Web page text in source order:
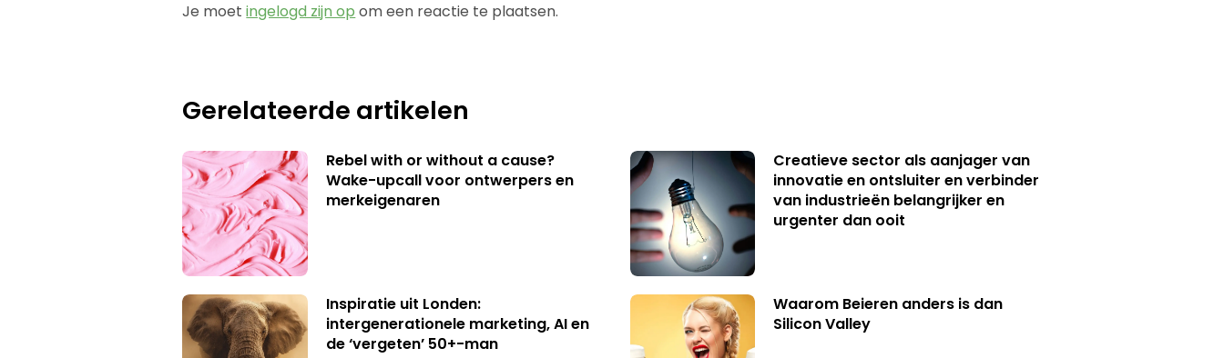
Je moetingelogd zijn op om een reactie te plaatsen.
Gerelateerde artikelen
Rebel with or without a cause?
Wake-upcall voor ontwerpers en
merkeigenaren
Creatieve sector als aanjager van
innovatie en ontsluiter en verbinder
van industrieën belangrijker en
urgenter dan ooit
Inspiratie uit Londen:
intergenerationele marketing, AI en
de ‘vergeten’ 50+-man
Waarom Beieren anders is dan
Silicon Valley